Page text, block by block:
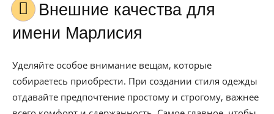
Внешние качества для
имени Марлисия
Уделяйте особое внимание вещам, которые
собираетесь приобрести. При создании стиля одежды
отдавайте предпочтение простому и строгому, важнее